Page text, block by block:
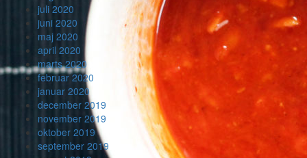
juli 2020
juni 2020
maj 2020
april 2020
marts 2020
februar 2020
januar 2020
december 2019
november 2019
oktober 2019
september 2019